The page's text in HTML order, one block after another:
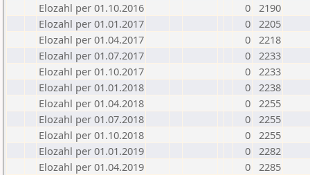
Elozahl per 01.10.2016
0 2190
Elozahl per 01.01.2017
0 2205
Elozahl per 01.04.2017
0 2218
Elozahl per 01.07.2017
0 2233
Elozahl per 01.10.2017
0 2233
Elozahl per 01.01.2018
0 2238
Elozahl per 01.04.2018
0 2255
Elozahl per 01.07.2018
0 2255
Elozahl per 01.10.2018
0 2255
Elozahl per 01.01.2019
0 2282
Elozahl per 01.04.2019
0 2285